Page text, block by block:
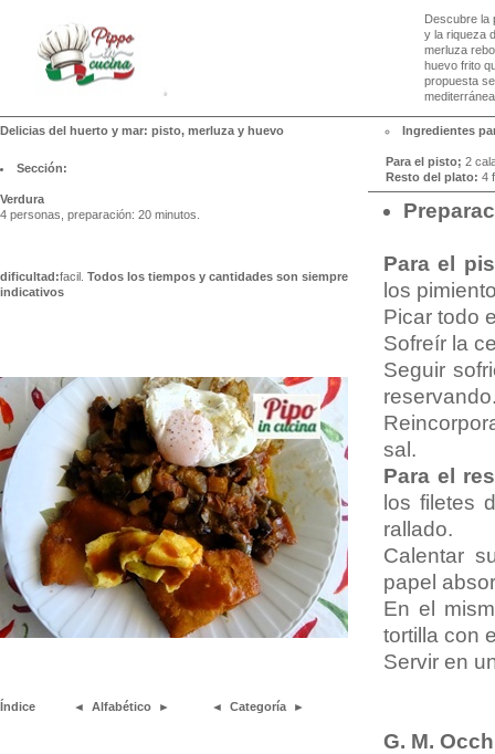
Descubre la
y la riqueza
merluza
huevo frito
propuesta
Delicias del huerto y mar: pisto, merluza y huevo
Sección:
Verdura
4 personas, preparación: 20 minutos.
dificultad:facil. Todos los tiempos y cantidades son siempre
indicativos
Índice ◄ Alfabético ► ◄ Categoría ►
Ingredientes
Para el pisto; 2
Resto del plato: 4
Para el
los
Picar todo
Sofreír la
Seguir
sal.
Para el
los filetes
rallado.
Calentar
papel
En el
tortilla con
Servir en
G. M.